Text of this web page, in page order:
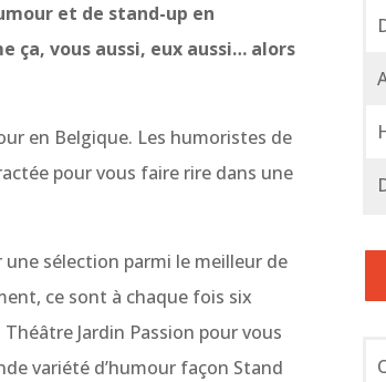
et de stand-up en
ça, vous aussi, eux aussi… alors
en Belgique. Les humoristes de
pour vous faire rire dans une
sélection parmi le meilleur de
ce sont à chaque fois six
Jardin Passion pour vous
variété d’humour façon Stand